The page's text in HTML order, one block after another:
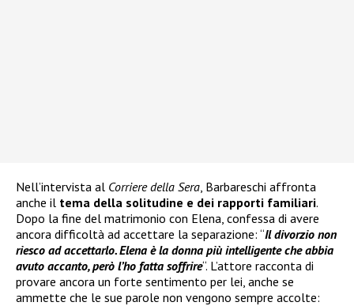
Nell’intervista al Corriere della Sera , Barbareschi affronta
anche il tema della solitudine e dei rapporti familiari.
Dopo la fine del matrimonio con Elena, confessa di avere
ancora difficoltà ad accettare la separazione: “Il divorzio non
riesco ad accettarlo. Elena è la donna più intelligente che abbia
avuto accanto, però l’ho fatta soffrire“. L’attore racconta di
provare ancora un forte sentimento per lei, anche se
ammette che le sue parole non vengono sempre accolte: